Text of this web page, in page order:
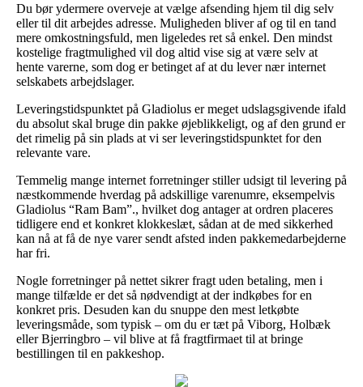
Du bør ydermere overveje at vælge afsending hjem til dig selv
eller til dit arbejdes adresse. Muligheden bliver af og til en tand
mere omkostningsfuld, men ligeledes ret så enkel. Den mindst
kostelige fragtmulighed vil dog altid vise sig at være selv at
hente varerne, som dog er betinget af at du lever nær internet
selskabets arbejdslager.
Leveringstidspunktet på Gladiolus er meget udslagsgivende ifald
du absolut skal bruge din pakke øjeblikkeligt, og af den grund er
det rimelig på sin plads at vi ser leveringstidspunktet for den
relevante vare.
Temmelig mange internet forretninger stiller udsigt til levering på
næstkommende hverdag på adskillige varenumre, eksempelvis
Gladiolus “Ram Bam”., hvilket dog antager at ordren placeres
tidligere end et konkret klokkeslæt, sådan at de med sikkerhed
kan nå at få de nye varer sendt afsted inden pakkemedarbejderne
har fri.
Nogle forretninger på nettet sikrer fragt uden betaling, men i
mange tilfælde er det så nødvendigt at der indkøbes for en
konkret pris. Desuden kan du snuppe den mest letkøbte
leveringsmåde, som typisk – om du er tæt på Viborg, Holbæk
eller Bjerringbro – vil blive at få fragtfirmaet til at bringe
bestillingen til en pakkeshop.